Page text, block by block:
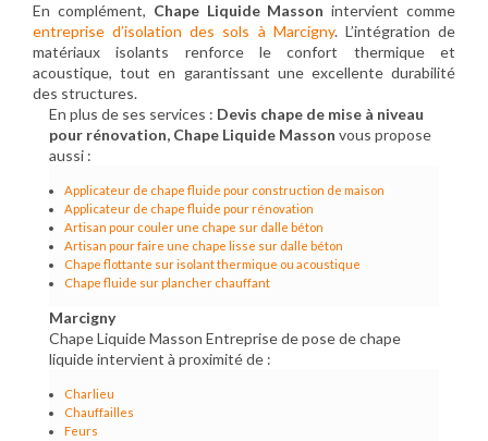
En complément, Chape Liquide Masson intervient comme
entreprise d’isolation des sols à Marcigny. L’intégration de
matériaux isolants renforce le confort thermique et
acoustique, tout en garantissant une excellente durabilité
des structures.
En plus de ses services : Devis chape de mise à niveau
pour rénovation, Chape Liquide Masson vous propose
aussi :
Applicateur de chape fluide pour construction de maison
Applicateur de chape fluide pour rénovation
Artisan pour couler une chape sur dalle béton
Artisan pour faire une chape lisse sur dalle béton
Chape flottante sur isolant thermique ou acoustique
Chape fluide sur plancher chauffant
Marcigny
Chape Liquide Masson Entreprise de pose de chape
liquide intervient à proximité de :
Charlieu
Chauffailles
Feurs